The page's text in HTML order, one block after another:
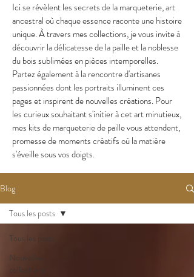
Ici se révèlent les secrets de la marqueterie, art
ancestral où chaque essence raconte une histoire
unique. À travers mes collections, je vous invite à
découvrir la délicatesse de la paille et la noblesse
du bois sublimées en pièces intemporelles.
Partez également à la rencontre d'artisanes
passionnées dont les portraits illuminent ces
pages et inspirent de nouvelles créations. Pour
les curieux souhaitant s'initier à cet art minutieux,
mes kits de marqueterie de paille vous attendent,
promesse de moments créatifs où la matière
s'éveille sous vos doigts.
Blog
Tous les posts
Nouvelles
collections
Tous les posts